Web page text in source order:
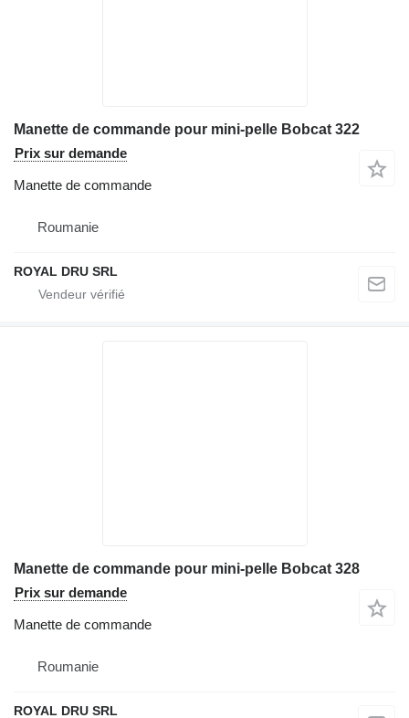
Manette de commande pour mini-pelle Bobcat 322
Prix sur demande
Manette de commande
Roumanie
ROYAL DRU SRL
Manette de commande pour mini-pelle Bobcat 328
Prix sur demande
Manette de commande
Roumanie
ROYAL DRU SRL